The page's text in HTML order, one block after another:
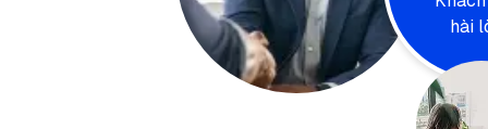
hài